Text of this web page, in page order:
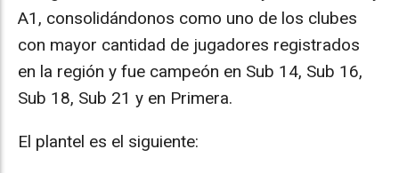
A1, consolidándonos como uno de los clubes
con mayor cantidad de jugadores registrados
en la región y fue campeón en Sub 14, Sub 16,
Sub 18, Sub 21 y en Primera.
El plantel es el siguiente: